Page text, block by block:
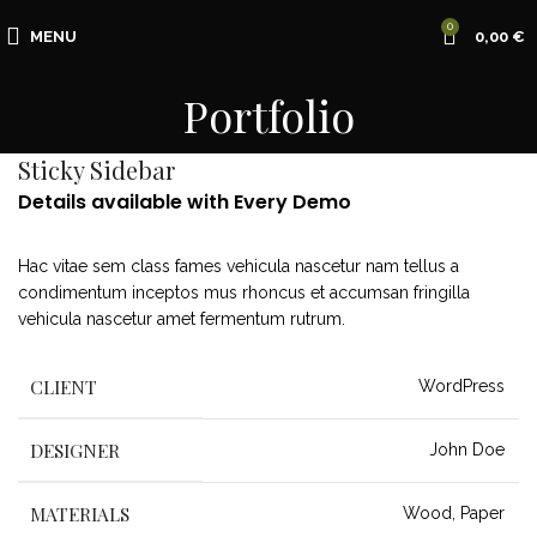
MENU
0
0,00 €
Portfolio
Sticky Sidebar
Details available with Every Demo
Hac vitae sem class fames vehicula nascetur nam tellus a
condimentum inceptos mus rhoncus et accumsan fringilla
vehicula nascetur amet fermentum rutrum.
CLIENT WordPress
DESIGNER John Doe
MATERIALS Wood, Paper